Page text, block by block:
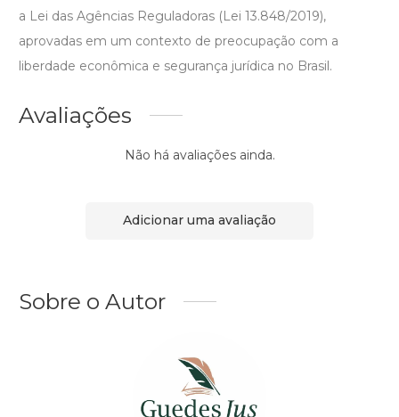
a Lei das Agências Reguladoras (Lei 13.848/2019),
aprovadas em um contexto de preocupação com a
liberdade econômica e segurança jurídica no Brasil.
Avaliações
Não há avaliações ainda.
Adicionar uma avaliação
Sobre o Autor